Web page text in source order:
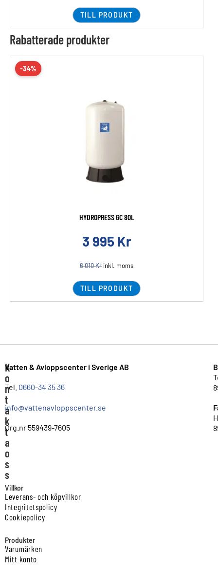
TILL PRODUKT
Rabatterade produkter
-34%
HYDROPRESS GC 80L
3 995 Kr
6 010Kr inkl. moms
TILL PRODUKT
K
o
n
t
a
k
t
a
o
s
s
Vatten & Avloppscenter i Sverige AB
Tel. 0660-34 35 36
info@vattenavloppscenter.se
Org.nr 559439-7605
Villkor
Leverans- och köpvillkor
Integritetspolicy
Cookiepolicy
Produkter
Varumärken
Mitt konto